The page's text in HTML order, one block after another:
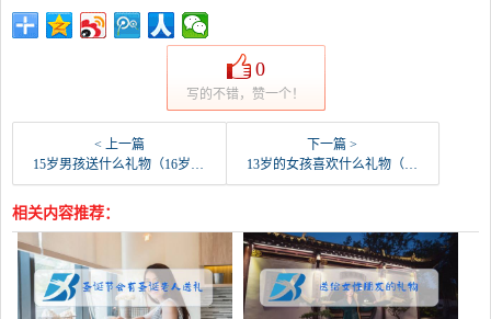
0
写的不错，赞一个！
< 上一篇
15岁男孩送什么礼物（16岁男生礼物排行榜）
下一篇 >
13岁的女孩喜欢什么礼物（适合13岁的姑娘的礼物排行榜）
相关内容推荐：